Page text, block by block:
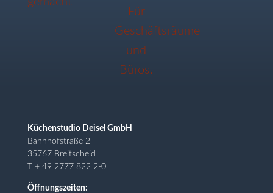
Küchenstudio Deisel GmbH
Bahnhofstraße 2
35767 Breitscheid
T + 49 2777 822 2-0
Öffnungszeiten: